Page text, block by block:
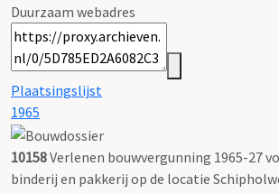
Duurzaam webadres
Plaatsingslijst
1965
10158Verlenen bouwvergunning 1965-27
binderij en pakkerij op de locatie